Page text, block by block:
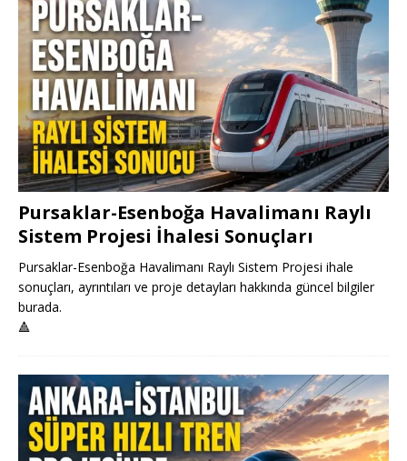
Pursaklar-Esenboğa Havalimanı Raylı
Sistem Projesi İhalesi Sonuçları
Pursaklar-Esenboğa Havalimanı Raylı Sistem Projesi ihale
sonuçları, ayrıntıları ve proje detayları hakkında güncel bilgiler
burada.
🔺